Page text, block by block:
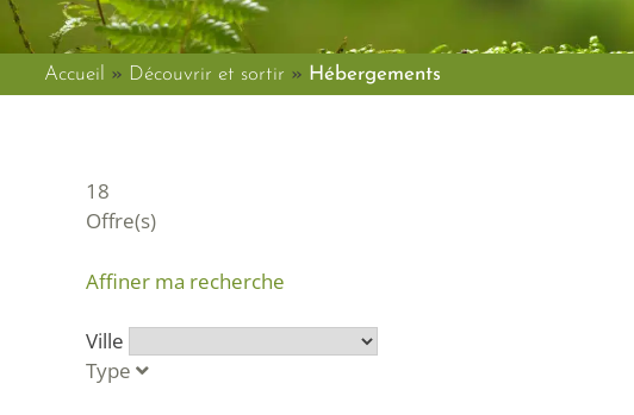
Accueil » Découvrir et sortir » Hébergements
18
Offre(s)
Affiner ma recherche
Ville
Type